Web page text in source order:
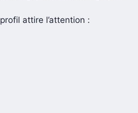
attire l’attention :